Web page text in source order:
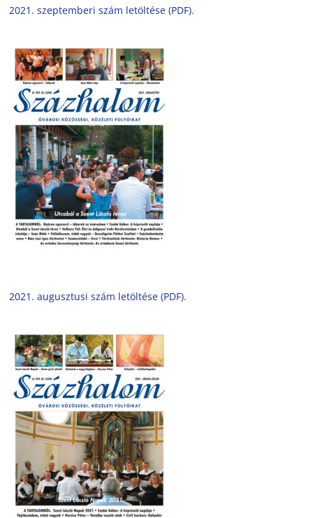
2021. szeptemberi szám letöltése (PDF).
2021. augusztusi szám letöltése (PDF).